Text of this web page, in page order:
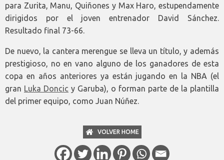
para Zurita, Manu, Quiñones y Max Haro, estupendamente
dirigidos por el joven entrenador David Sánchez.
Resultado final 73-66.
De nuevo, la cantera merengue se lleva un título, y además
prestigioso, no en vano alguno de los ganadores de esta
copa en años anteriores ya están jugando en la NBA (el
gran Luka Doncic y Garuba), o forman parte de la plantilla
del primer equipo, como Juan Núñez.
VOLVER HOME